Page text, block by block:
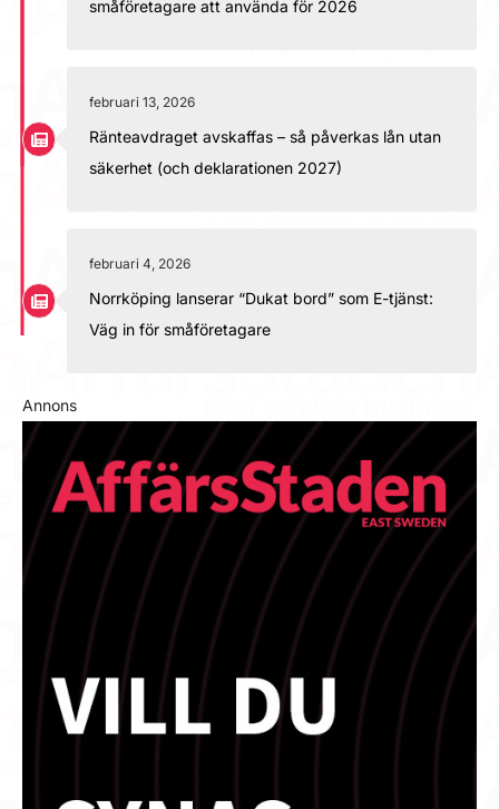
småföretagare att använda för 2026
februari 13, 2026
Ränteavdraget avskaffas – så påverkas lån utan
säkerhet (och deklarationen 2027)
februari 4, 2026
Norrköping lanserar “Dukat bord” som E-tjänst:
Väg in för småföretagare
Annons